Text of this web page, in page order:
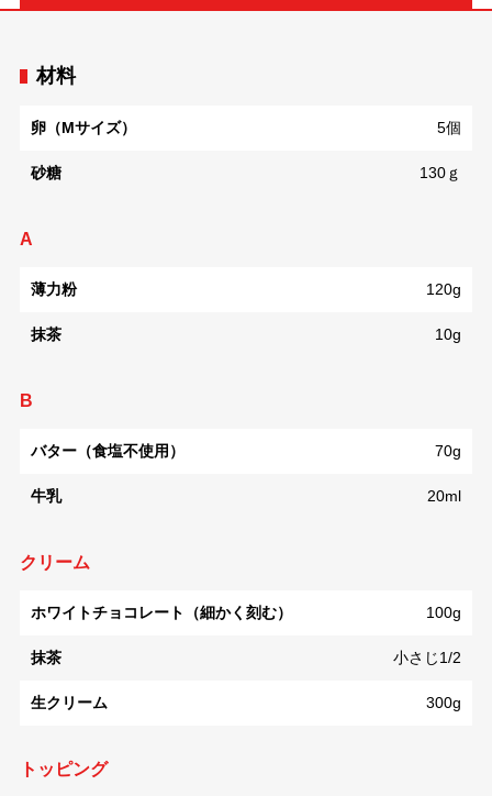
材料
卵（Mサイズ） 5個
砂糖 130ｇ
A
薄力粉 120g
抹茶 10g
B
バター（食塩不使用） 70g
牛乳 20ml
クリーム
ホワイトチョコレート（細かく刻む） 100g
抹茶 小さじ1/2
生クリーム 300g
トッピング